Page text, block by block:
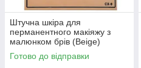
Штучна шкіра для
перманентного макіяжу з
малюнком брів (Beige)
Готово до відправки